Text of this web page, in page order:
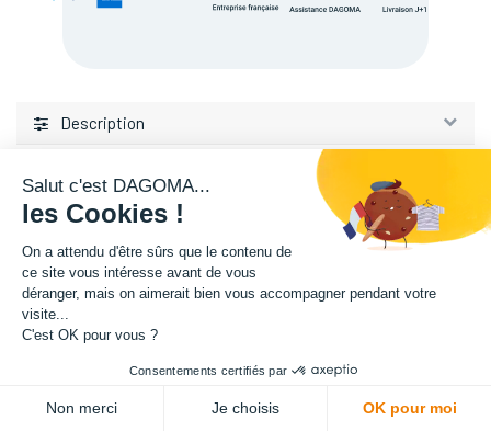
Description
L'expertise de la fabrication additive francaise, au service de vos
projets.
84 avenue de la Fosse aux Chenes
Salut c'est DAGOMA...
les Cookies !
On a attendu d'être sûrs que le contenu de
ce site vous intéresse avant de vous
déranger, mais on aimerait bien vous accompagner pendant votre
visite...
C'est OK pour vous ?
Consentements certifiés par
Non merci Je choisis OK pour moi